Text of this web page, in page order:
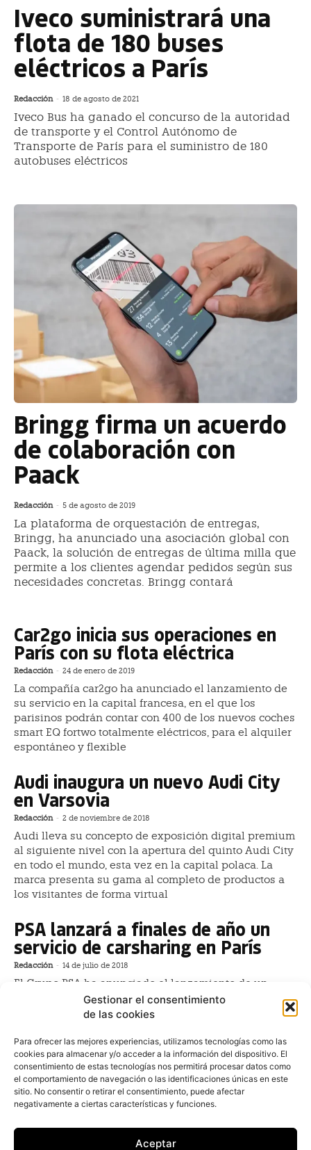
Gestionar el consentimiento
de las cookies
Para ofrecer las mejores experiencias, utilizamos tecnologías como las
cookies para almacenar y/o acceder a la información del dispositivo. El
consentimiento de estas tecnologías nos permitirá procesar datos como
el comportamiento de navegación o las identificaciones únicas en este
sitio. No consentir o retirar el consentimiento, puede afectar
negativamente a ciertas características y funciones.
Aceptar
Iveco suministrará una
flota de 180 buses
eléctricos a París
Redacción - 18 de agosto de 2021
Iveco Bus ha ganado el concurso de la autoridad
de transporte y el Control Autónomo de
Transporte de París para el suministro de 180
autobuses eléctricos
Bringg firma un acuerdo
de colaboración con
Paack
Redacción - 5 de agosto de 2019
La plataforma de orquestación de entregas,
Bringg, ha anunciado una asociación global con
Paack, la solución de entregas de última milla que
permite a los clientes agendar pedidos según sus
necesidades concretas. Bringg contará
Car2go inicia sus operaciones en
París con su flota eléctrica
Redacción - 24 de enero de 2019
La compañía car2go ha anunciado el lanzamiento de
su servicio en la capital francesa, en el que los
parisinos podrán contar con 400 de los nuevos coches
smart EQ fortwo totalmente eléctricos, para el alquiler
espontáneo y flexible
Audi inaugura un nuevo Audi City
en Varsovia
Redacción - 2 de noviembre de 2018
Audi lleva su concepto de exposición digital premium
al siguiente nivel con la apertura del quinto Audi City
en todo el mundo, esta vez en la capital polaca. La
marca presenta su gama al completo de productos a
los visitantes de forma virtual
PSA lanzará a finales de año un
servicio de carsharing en París
Redacción - 14 de julio de 2018
El Grupo PSA ha anunciado el lanzamiento de un
servicio de carsharing en París para finales de año,
que podrá a disposición de los usuarios cuya flota
Peugeot y Citroën
ALD Automotive debuta en la
Bolsa de París: ‘Campanada’ y
primeras impresiones
Juan Arús - 16 de junio de 2017